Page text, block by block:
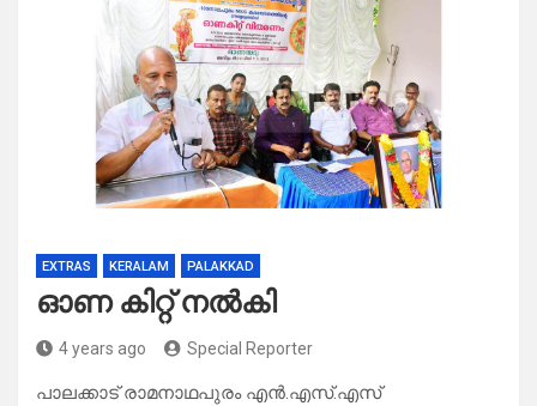
EXTRAS KERALAM PALAKKAD
ഓണ കിറ്റ് നൽകി
4 years ago Special Reporter
പാലക്കാട് രാമനാഥപുരം എൻ.എസ്.എസ്